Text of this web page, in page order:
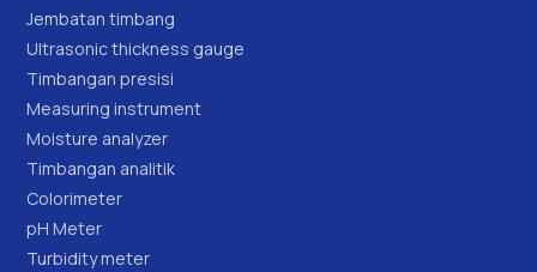
Jembatan timbang
Ultrasonic thickness gauge
Timbangan presisi
Measuring instrument
Moisture analyzer
Timbangan analitik
Colorimeter
pH Meter
Turbidity meter